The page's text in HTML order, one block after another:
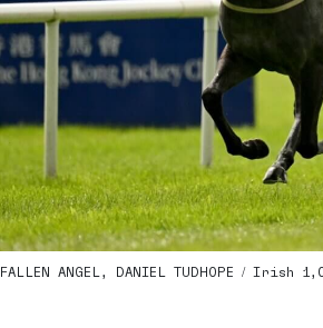
FALLEN ANGEL, DANIEL TUDHOPE / Irish